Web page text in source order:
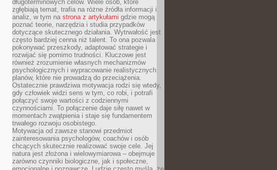
długoterminowych celów. Wiele osób, które
zgłębiają temat, trafia na różne źródła informacji i
analiz, w tym na strona z artykułami gdzie mogą
poznać teorie, narzędzia i studia przypadków
dotyczące skutecznego działania. Wytrwałość jest
często bardziej cenna niż talent. To ona pozwala
pokonywać przeszkody, adaptować strategie i
rozwijać się pomimo trudności. Kluczowe jest
również zrozumienie własnych mechanizmów
psychologicznych i wypracowanie realistycznych
planów, które nie prowadzą do przeciążenia.
Ostatecznie prawdziwa motywacja rodzi się wtedy,
gdy człowiek widzi sens w tym, co robi, i potrafi
połączyć swoje wartości z codziennymi
czynnościami. To połączenie daje siłę nawet w
momentach zwątpienia i staje się fundamentem
trwałego rozwoju osobistego.
Motywacja od zawsze stanowi przedmiot
zainteresowania psychologów, coachów i osób
chcących skutecznie realizować swoje cele. Jej
natura jest złożona i wielowymiarowa – obejmuje
zarówno czynniki biologiczne, jak i społeczne,